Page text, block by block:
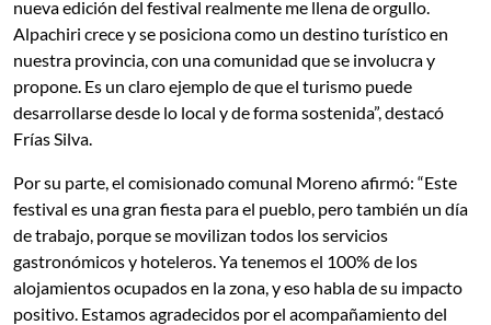
nueva edición del festival realmente me llena de orgullo.
Alpachiri crece y se posiciona como un destino turístico en
nuestra provincia, con una comunidad que se involucra y
propone. Es un claro ejemplo de que el turismo puede
desarrollarse desde lo local y de forma sostenida”, destacó
Frías Silva.
Por su parte, el comisionado comunal Moreno afirmó: “Este
festival es una gran fiesta para el pueblo, pero también un día
de trabajo, porque se movilizan todos los servicios
gastronómicos y hoteleros. Ya tenemos el 100% de los
alojamientos ocupados en la zona, y eso habla de su impacto
positivo. Estamos agradecidos por el acompañamiento del